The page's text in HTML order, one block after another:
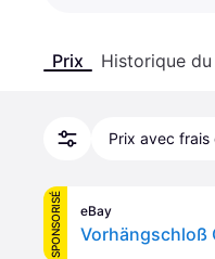
Prix Historique
Prix avec
SPONSORISÉ eBay
Vorhängschloß